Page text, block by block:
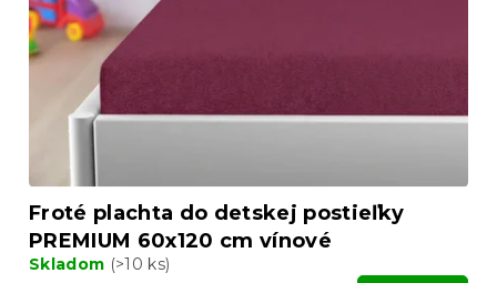
Froté plachta do detskej postieľky
PREMIUM 60x120 cm vínové
Skladom (>10 ks)